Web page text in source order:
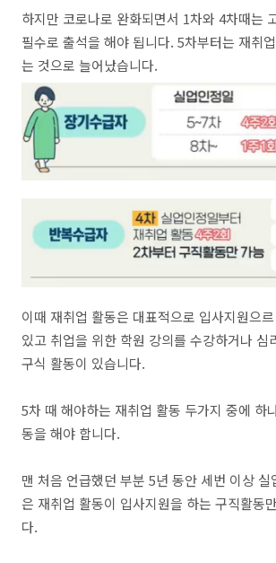
하지만 코로나로 완화되면서 1차와 4차때는
필수로 출석을 해야 됩니다. 5차부터는 재취
는 것으로 늘어났습니다.
이때 재취업 활동은 대표적으로 입사지원으
있고 취업을 위한 학원 강의를 수강하거나 심
구식 활동이 있습니다.
5차 때 해야하는 재취업 활동 두가지 중에 하
동을 해야 합니다.
맨 처음 언급했던 부분 5년 동안 세번 이상 실
은 재취업 활동이 입사지원을 하는 구직활동
다.